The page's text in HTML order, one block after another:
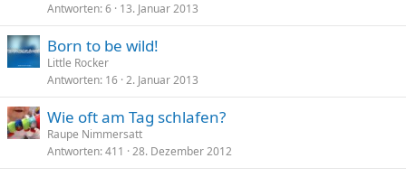
Antworten 6 13. Januar 2013
Born to be wild!
Little Rocker
Antworten 16 2. Januar 2013
Wie oft am Tag schlafen?
Raupe Nimmersatt
Antworten 411 28. Dezember 2012